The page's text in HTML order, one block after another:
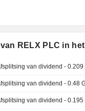
RELX PLC in
van dividend - 0.209
van dividend - 0.48
van dividend - 0.195